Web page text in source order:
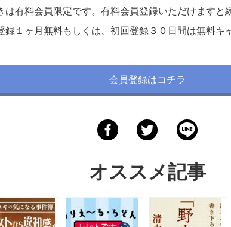
は有料会員限定です。有料会員登録いただけますと
録１ヶ月無料もしくは、初回登録３０日間は無料キ
会員登録はコチラ
オススメ記事